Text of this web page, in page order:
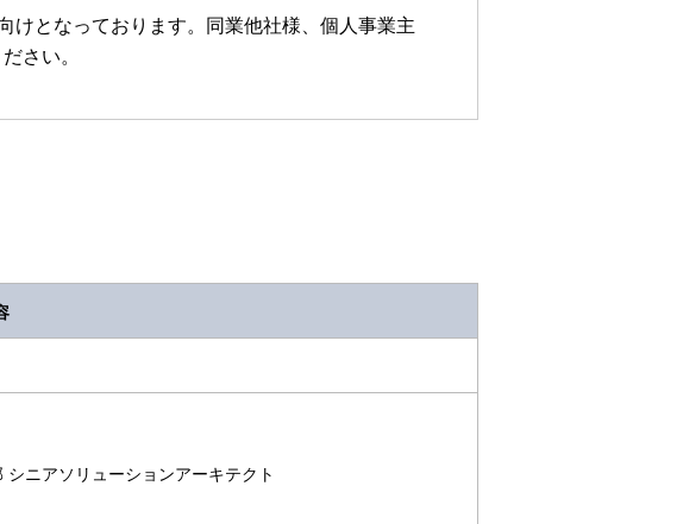
けとなっております。同業他社様、個人事業主
さい。
ニアソリューションアーキテクト